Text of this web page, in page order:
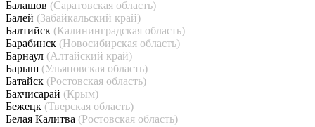
Балашов (Саратовская область)
Балей (Забайкальский край)
Балтийск (Калининградская область)
Барабинск (Новосибирская область)
Барнаул (Алтайский край)
Барыш (Ульяновская область)
Батайск (Ростовская область)
Бахчисарай (Крым)
Бежецк (Тверская область)
Белая Калитва (Ростовская область)